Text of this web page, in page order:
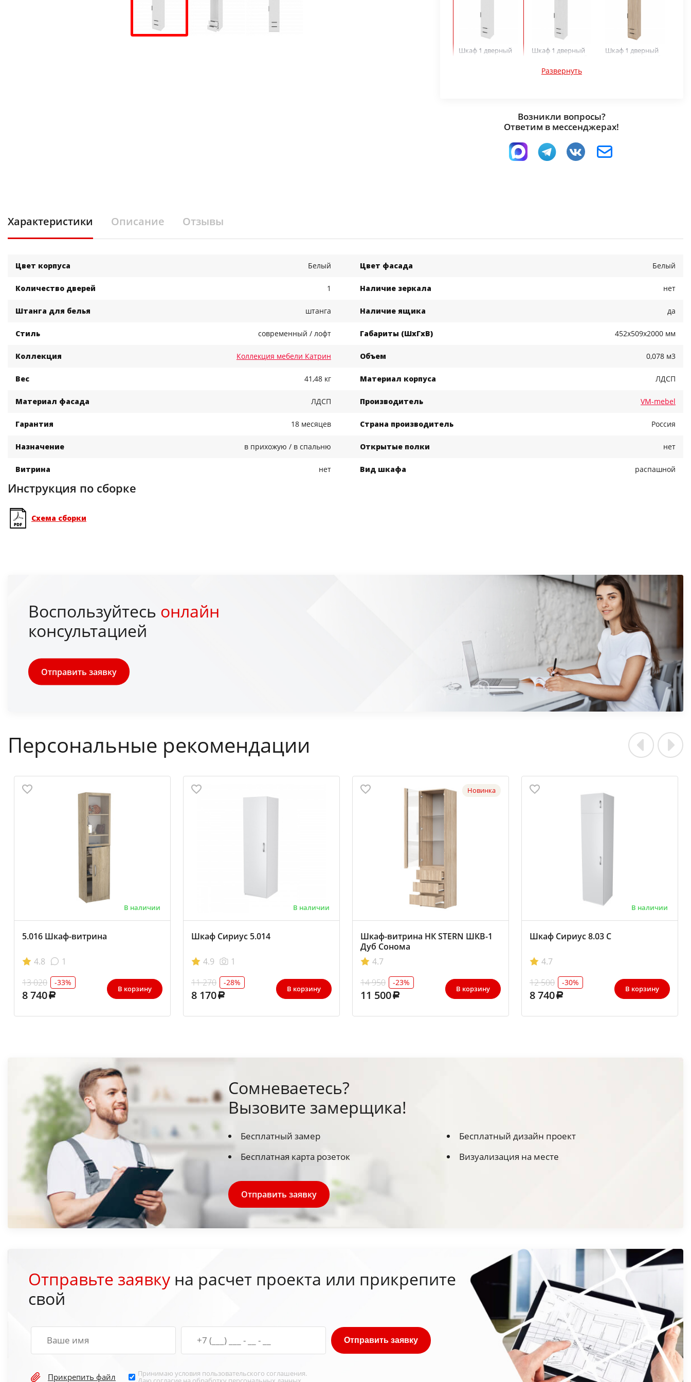
Шкаф 1 дверный
Шкаф 1 дверный
Шкаф 1 дверный
Шкаф 1 дверный
Катрин Ш1-Д Дуб
Шкаф 1 дверный
Катрин Ш1-Д
Цемент светлый
Развернуть
Возникли вопросы?
Ответим в мессенджерах!
Характеристики Описание Отзывы
Цвет корпуса Белый Цвет фасада Белый
Количество дверей 1 Наличие зеркала нет
Штанга для белья штанга Наличие ящика да
Стиль современный / лофт Габариты (ШхГхВ) 452x509x2000 мм
Коллекция Коллекция мебели Катрин Объем 0,078 м3
Вес 41,48 кг Материал корпуса ЛДСП
Материал фасада ЛДСП Производитель VM-mebel
Гарантия 18 месяцев Страна производитель Россия
Назначение в прихожую / в спальню Открытые полки нет
Витрина нет Вид шкафа распашной
Инструкция по сборке
Схема сборки
Воспользуйтесь онлайн
консультацией
Отправить заявку
Персональные рекомендации
В наличии
5.016 Шкаф-витрина
4.8
1
13 020
-33%
8 740 В корзину
В наличии
Шкаф Сириус 5.014
4.9
1
11 270
-28%
8 170 В корзину
Новинка
Шкаф-витрина НК STERN ШКВ-1
Дуб Сонома
4.7
14 950
-23%
11 500 В корзину
В наличии
Шкаф Сириус 8.03 С
4.7
12 500
-30%
8 740 В корзину
Сомневаетесь?
Вызовите замерщика!
Бесплатный замер
Бесплатный дизайн проект
Бесплатная карта розеток
Визуализация на месте
Отправить заявку
Отправьте заявку на расчет проекта или прикрепите
свой
Отправить заявку
Прикрепить файл Принимаю условия пользовательского соглашения.